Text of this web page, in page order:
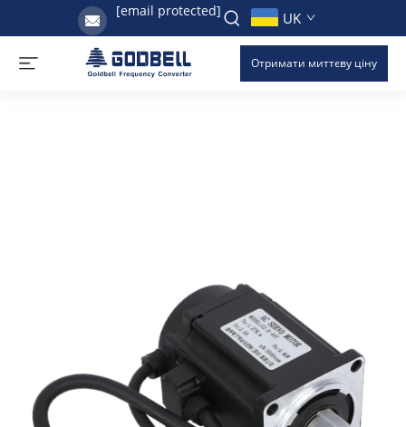
[email protected] UK
Отримати миттєву ціну